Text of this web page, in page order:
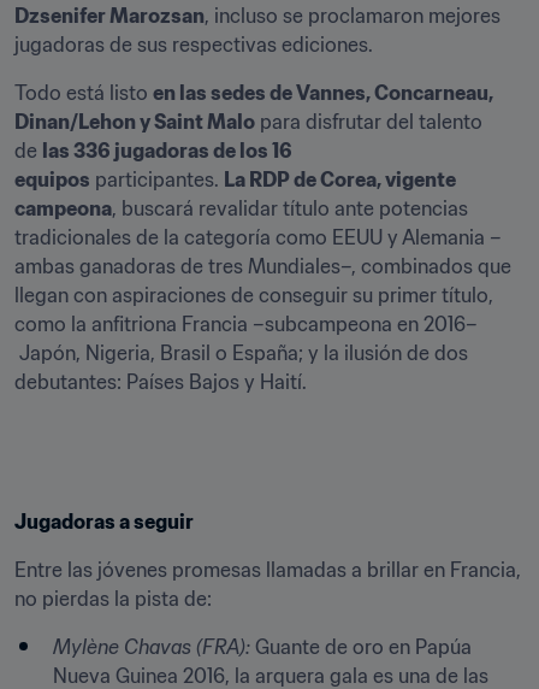
Dzsenifer Marozsan, incluso se proclamaron mejores
jugadoras de sus respectivas ediciones.
Todo está listo en las sedes de Vannes, Concarneau,
Dinan/Lehon y Saint Malo para disfrutar del talento
de las 336 jugadoras de los 16
equipos participantes. La RDP de Corea, vigente
campeona, buscará revalidar título ante potencias
tradicionales de la categoría como EEUU y Alemania –
ambas ganadoras de tres Mundiales–, combinados que
llegan con aspiraciones de conseguir su primer título,
como la anfitriona Francia –subcampeona en 2016–
Japón, Nigeria, Brasil o España; y la ilusión de dos
debutantes: Países Bajos y Haití.
Jugadoras a seguir
Entre las jóvenes promesas llamadas a brillar en Francia,
no pierdas la pista de:
Mylène Chavas (FRA): Guante de oro en Papúa
Nueva Guinea 2016, la arquera gala es una de las